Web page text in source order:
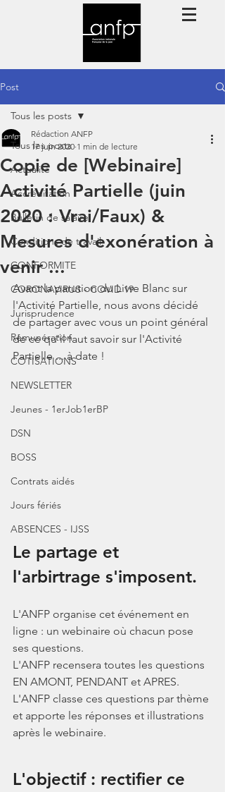
Post
Tous les posts
Actualité
Accréditation
Bulletin de salaire
Conditions de travail
CONFORMITE
CORONAVIRUS - COVID 19
Jurisprudence
Rémunération
COTISATIONS
NEWSLETTER
Jeunes - 1erJob1erBP
DSN
BOSS
Contrats aidés
Jours fériés
ABSENCES - IJSS
Tous les posts
Copie de [Webinaire]
Activité Partielle (juin
2020 : Vrai/Faux) &
Mesures d'exonération à
venir ...
Rédaction ANFP
17 juin 2020 1 min de lecture
Avant la parution du Livre Blanc sur
l'Activité Partielle, nous avons décidé
de partager avec vous un point général
de ce qu'il faut savoir sur l'Activité
Partielle ... à date !
Le partage et
l'arbirtrage s'imposent.
L'ANFP organise cet événement en
ligne : un webinaire où chacun pose
ses questions.
L'ANFP recensera toutes les questions
EN AMONT, PENDANT et APRES.
L'ANFP classe ces questions par thème
et apporte les réponses et illustrations
après le webinaire.
L'objectif : rectifier ce